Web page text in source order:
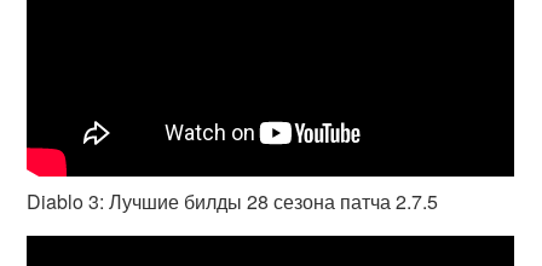
Diablo 3: Лучшие билды 28 сезона патча 2.7.5